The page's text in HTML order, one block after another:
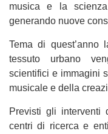
musica e la
generando nuove
Tema di quest’anno
tessuto urbano
scientifici e immagini
musicale e della
Previsti gli interventi
centri di ricerca e